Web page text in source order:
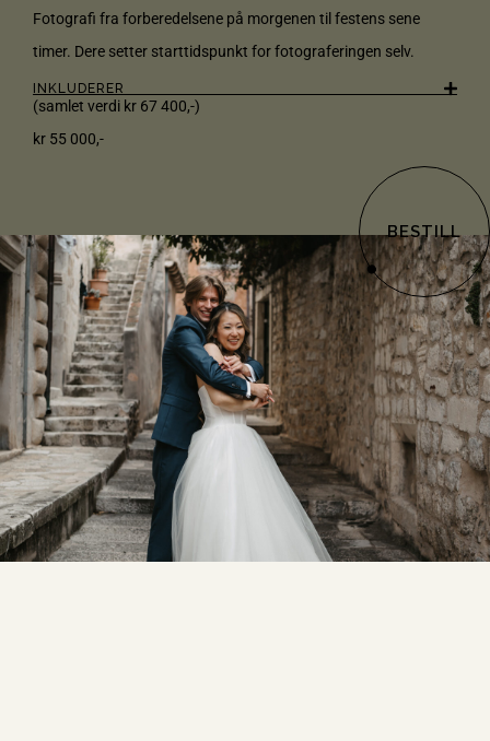
Fotografi fra forberedelsene på morgenen til festens sene
timer. Dere setter starttidspunkt forfotograferingen selv.
INKLUDERER
(samlet verdi kr 67 400,-)
kr 55 000,-
BESTILL